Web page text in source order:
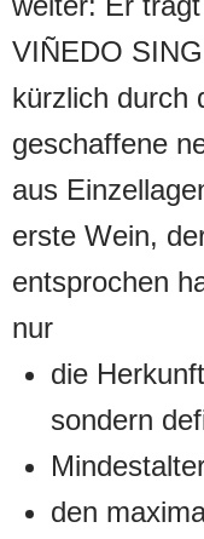
VIÑEDO
kürzlich durch
geschaffene
aus
erste Wein,
entsprochen
nur
die
sondern
den